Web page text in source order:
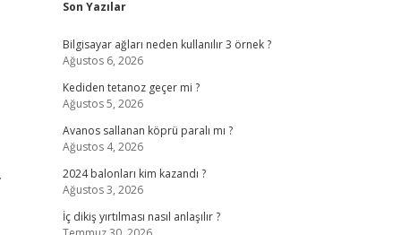
Son Yazılar
Bilgisayar ağları neden kullanılır 3 örnek ?
Ağustos 6, 2026
Kediden tetanoz geçer mi ?
Ağustos 5, 2026
Avanos sallanan köprü paralı mı ?
Ağustos 4, 2026
2024 balonları kim kazandı ?
Ağustos 3, 2026
İç dikiş yırtılması nasıl anlaşılır ?